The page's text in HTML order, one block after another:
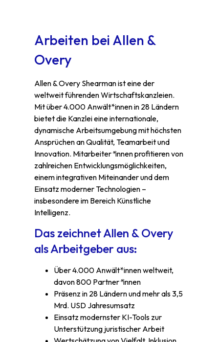
Arbeiten bei Allen &
Overy
Allen & Overy Shearman ist eine der
weltweit führenden Wirtschaftskanzleien.
Mit über 4.000 Anwält*innen in 28 Ländern
bietet die Kanzlei eine internationale,
dynamische Arbeitsumgebung mit höchsten
Ansprüchen an Qualität, Teamarbeit und
Innovation. Mitarbeiter*innen profitieren von
zahlreichen Entwicklungsmöglichkeiten,
einem integrativen Miteinander und dem
Einsatz moderner Technologien –
insbesondere im Bereich Künstliche
Intelligenz.
Das zeichnet Allen & Overy
als Arbeitgeber aus:
Über 4.000 Anwält*innen weltweit,
davon 800 Partner*innen
Präsenz in 28 Ländern und mehr als 3,5
Mrd. USD Jahresumsatz
Einsatz modernster KI-Tools zur
Unterstützung juristischer Arbeit